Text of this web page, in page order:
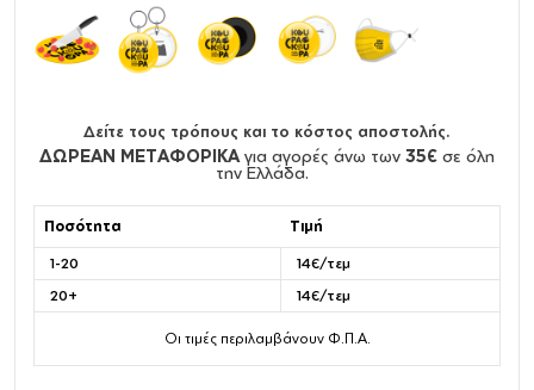
Δείτε τους τρόπους και το κόστος αποστολής.
ΔΩΡΕΑΝ ΜΕΤΑΦΟΡΙΚΑ για αγορές άνω των 35€ σε όλη
την Ελλάδα.
Ποσότητα Τιμή
1-20
14€/τεμ
20+
14€/τεμ
Οι τιμές περιλαμβάνουν Φ.Π.Α.